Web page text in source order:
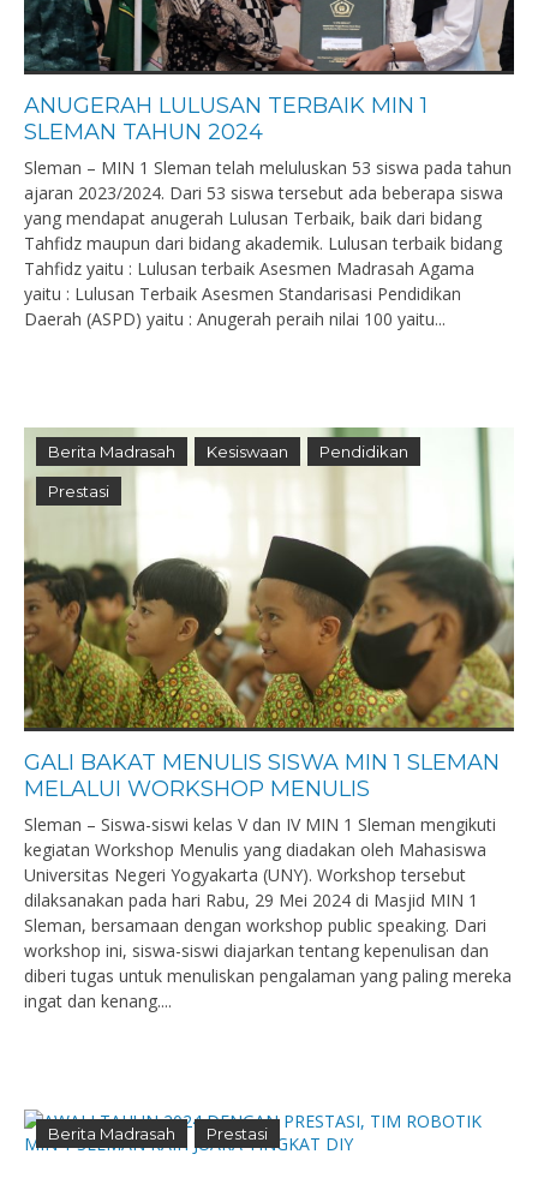
ANUGERAH LULUSAN TERBAIK MIN 1
SLEMAN TAHUN 2024
Sleman – MIN 1 Sleman telah meluluskan 53 siswa pada tahun
ajaran 2023/2024. Dari 53 siswa tersebut ada beberapa siswa
yang mendapat anugerah Lulusan Terbaik, baik dari bidang
Tahfidz maupun dari bidang akademik. Lulusan terbaik bidang
Tahfidz yaitu : Lulusan terbaik Asesmen Madrasah Agama
yaitu : Lulusan Terbaik Asesmen Standarisasi Pendidikan
Daerah (ASPD) yaitu : Anugerah peraih nilai 100 yaitu...
Berita Madrasah Kesiswaan Pendidikan
Prestasi
GALI BAKAT MENULIS SISWA MIN 1 SLEMAN
MELALUI WORKSHOP MENULIS
Sleman – Siswa-siswi kelas V dan IV MIN 1 Sleman mengikuti
kegiatan Workshop Menulis yang diadakan oleh Mahasiswa
Universitas Negeri Yogyakarta (UNY). Workshop tersebut
dilaksanakan pada hari Rabu, 29 Mei 2024 di Masjid MIN 1
Sleman, bersamaan dengan workshop public speaking. Dari
workshop ini, siswa-siswi diajarkan tentang kepenulisan dan
diberi tugas untuk menuliskan pengalaman yang paling mereka
ingat dan kenang....
Berita Madrasah Prestasi